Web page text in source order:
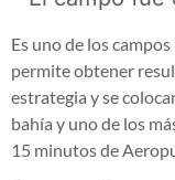
Es uno de los
permite obtener
estrategia y se
bahía y uno de los
15 minutos de